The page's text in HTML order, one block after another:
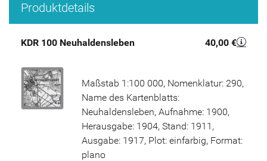
Produktdetails
KDR 100 Neuhaldensleben 40,00 €
Maßstab 1:100 000, Nomenklatur: 290,
Name des Kartenblatts:
Neuhaldensleben, Aufnahme: 1900,
Herausgabe: 1904, Stand: 1911,
Ausgabe: 1917, Plot: einfarbig, Format:
plano